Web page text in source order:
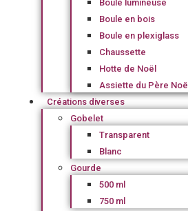
Boule lumineuse
Boule en bois
Boule en plexiglass
Chaussette
Hotte de Noël
Assiette du Père Noël
Créations diverses
Gobelet
Transparent
Blanc
Gourde
500 ml
750 ml